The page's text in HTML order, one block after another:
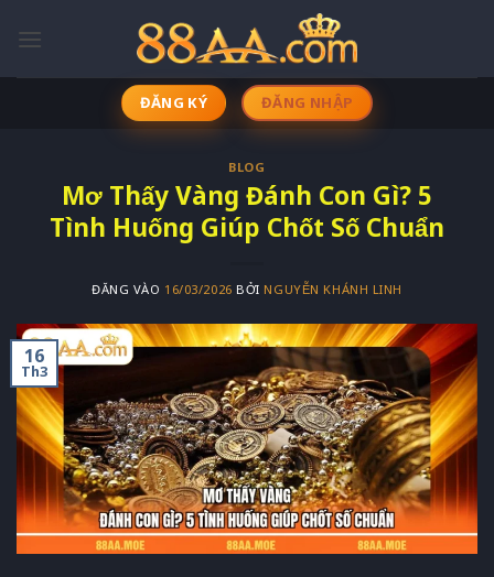
qua
ĐĂNG KÝ ĐĂNG NHẬP
BLOG
Mơ Thấy Vàng Đánh Con Gì? 5
Tình Huống Giúp Chốt Số Chuẩn
ĐĂNG VÀO 16/03/2026 BỞI NGUYỄN KHÁNH LINH
16
Th3